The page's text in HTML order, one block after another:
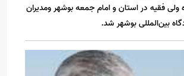
ولی فقیه در استان و امام جمعه بوشهر و‌مدیران
بین‌المللی بوشهر شد.